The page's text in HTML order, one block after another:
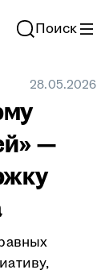
Поиск
28.05.2026
—